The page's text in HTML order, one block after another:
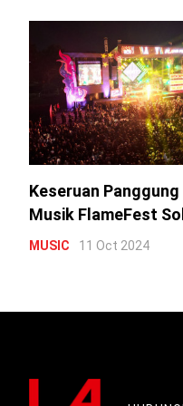
Keseruan
Musik FlameFest
MUSIC 11 Oct 2024